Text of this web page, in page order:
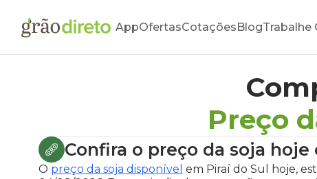
AppOfertasCotaçõesBlogTrabalhe
Preço
Confira o preço da soja hoje
O preço da soja disponível em Piraí do Sul hoje,